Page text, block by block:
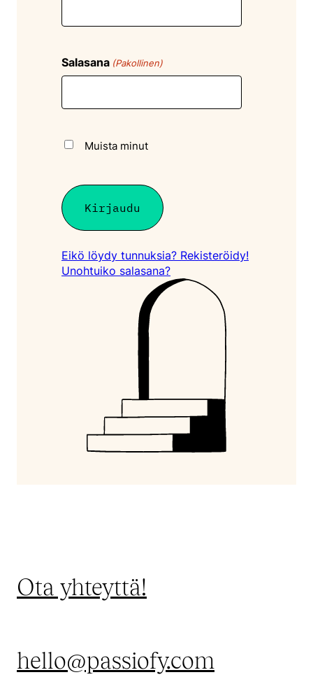
Salasana (Pakollinen)
Muista minut
Eikö löydy tunnuksia? Rekisteröidy!
Unohtuiko salasana?
Ota yhteyttä!
hello@passiofy.com